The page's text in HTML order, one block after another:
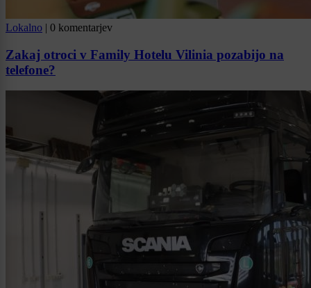
Lokalno | 0 komentarjev
Zakaj otroci v Family Hotelu Vilinia pozabijo na
telefone?